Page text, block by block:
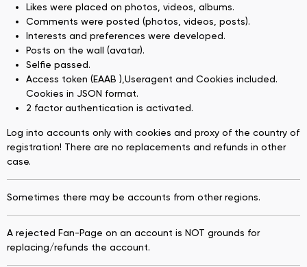
Likes were placed on photos, videos, albums.
Comments were posted (photos, videos, posts).
Interests and preferences were developed.
Posts on the wall (avatar).
Selfie passed.
Access token (EAAB ),Useragent and Cookies included.
Cookies in JSON format.
2 factor authentication is activated.
Log into accounts only with cookies and proxy of the country of
registration! There are no replacements and refunds in other
case.
Sometimes there may be accounts from other regions.
A rejected Fan-Page on an account is NOT grounds for
replacing/refunds the account.